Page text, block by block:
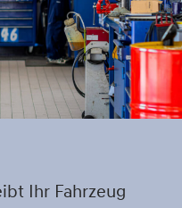
Ihr Fahrzeug